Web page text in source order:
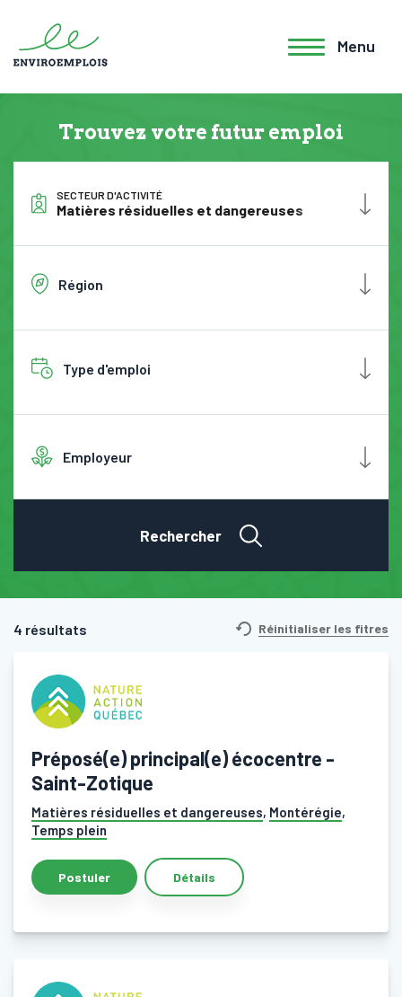
Menu
Trouvez votre futur emploi
SECTEUR D'ACTIVITÉ
Matières résiduelles et dangereuses
Région
Type d'emploi
Employeur
Rechercher
4 résultats Réinitialiser les fitres
Préposé(e) principal(e) écocentre -
Saint-Zotique
Matières résiduelles et dangereuses, Montérégie,
Temps plein
Détails